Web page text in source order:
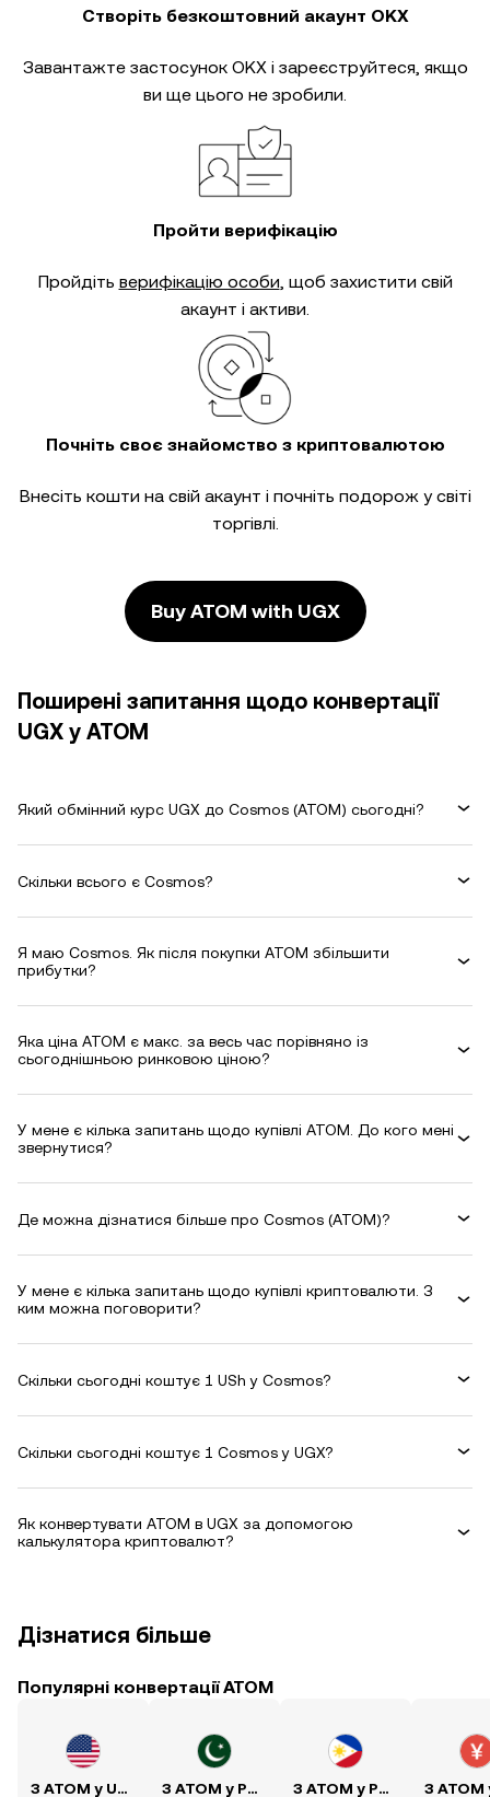
Створіть безкоштовний акаунт OKX
Завантажте застосунок OKX і зареєструйтеся, якщо
ви ще цього не зробили.
Пройти верифікацію
Пройдіть верифікацію особи, щоб захистити свій
акаунт і активи.
Почніть своє знайомство з криптовалютою
Внесіть кошти на свій акаунт і почніть подорож у світі
торгівлі.
Buy ATOM with UGX
Поширені запитання щодо конвертації
UGX у ATOM
Який обмінний курс UGX до Cosmos (ATOM) сьогодні?
Скільки всього є Cosmos?
Я маю Cosmos. Як після покупки ATOM збільшити
прибутки?
Яка ціна ATOM є макс. за весь час порівняно із
сьогоднішньою ринковою ціною?
У мене є кілька запитань щодо купівлі ATOM. До кого мені
звернутися?
Де можна дізнатися більше про Cosmos (ATOM)?
У мене є кілька запитань щодо купівлі криптовалюти. З
ким можна поговорити?
Скільки сьогодні коштує 1 USh у Cosmos?
Скільки сьогодні коштує 1 Cosmos у UGX?
Як конвертувати ATOM в UGX за допомогою
калькулятора криптовалют?
Дізнатися більше
Популярні конвертації ATOM
З ATOM у USD З ATOM у PKR З ATOM у PHP